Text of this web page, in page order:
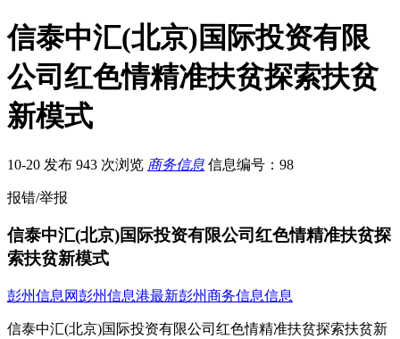
信泰中汇(北京)国际投资有限
公司红色情精准扶贫探索扶贫
新模式
10-20 发布 943 次浏览 商务信息 信息编号：98
报错/举报
信泰中汇(北京)国际投资有限公司红色情精准扶贫探
索扶贫新模式
彭州信息网彭州信息港最新彭州商务信息信息
信泰中汇(北京)国际投资有限公司红色情精准扶贫探索扶贫新